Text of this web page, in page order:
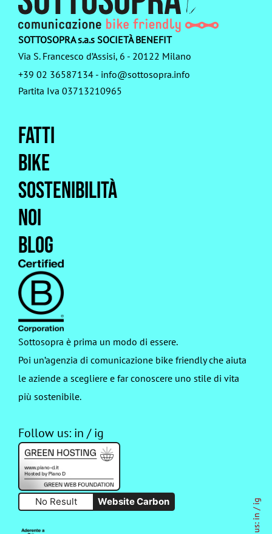
in
/
ig
Fatti
Bike
Sostenibilità
Noi
Blog
SOTTOSOPRA s.a.s SOCIETÀ BENEFIT
Via S. Francesco d’Assisi, 6 - 20122 Milano
+39 02 36587134 - info@sottosopra.info
Partita Iva 03713210965
Follow us: in /ig
No Result Website Carbon
Sottosopra è prima un modo di essere.
Poi un’agenzia di comunicazione bike friendly che aiuta
le aziende a scegliere e far conoscere uno stile di vita
più sostenibile.